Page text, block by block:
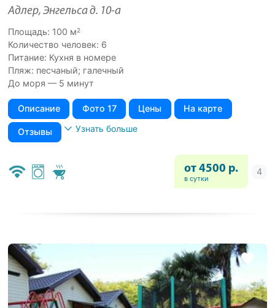
Адлер, Энгельса д. 10-а
Площадь: 100 м2
Количество человек: 6
Питание: Кухня в номере
Пляж: песчаный; галечный
До моря — 5 минут
Описание Фото 17 Цены На карте
Отзывы Узнать больше
от 4500 р.
в сутки